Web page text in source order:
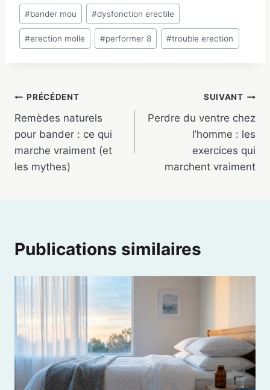
Étiquettes
de
la
#bander mou #dysfonction erectile
#erection molle #performer 8 #trouble erection
Navigation
de
l’article
PRÉCÉDENT
Remèdes naturels
pour bander : ce qui
marche vraiment (et
les mythes)
SUIVANT
Perdre du ventre chez
l’homme : les
exercices qui
marchent vraiment
Publications similaires